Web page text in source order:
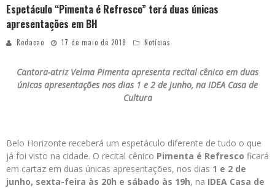
Espetáculo “Pimenta é Refresco” terá duas únicas
apresentações em BH
Redacao 17 de maio de 2018 Notícias
Cantora-atriz Velma Pimenta apresenta recital cênico em duas
únicas apresentações nos dias 1 e 2 de junho, na IDEA Casa de
Cultura
Belo Horizonte receberá um espetáculo diferente de tudo o que
já foi visto na cidade. O recital cênico Pimenta é Refresco ficará
em cartaz em duas únicas apresentações, nos dias 1 e 2 de
junho, sexta-feira às 20h e sábado às 19h, na IDEA Casa de